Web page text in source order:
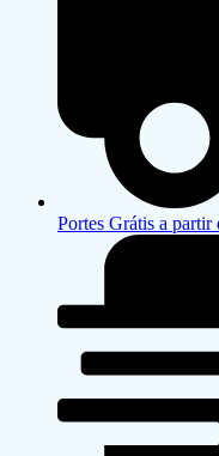
Portes Grátis a